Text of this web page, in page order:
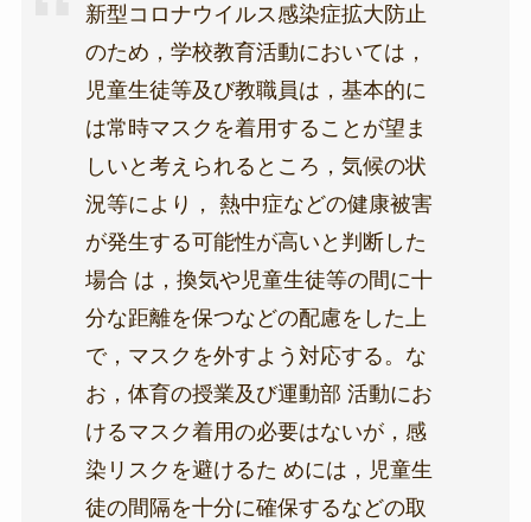
新型コロナウイルス感染症拡大防止
のため，学校教育活動においては，
児童生徒等及び教職員は，基本的に
は常時マスクを着用することが望ま
しいと考えられるところ，気候の状
況等により， 熱中症などの健康被害
が発生する可能性が高いと判断した
場合 は，換気や児童生徒等の間に十
分な距離を保つなどの配慮をした上
で，マスクを外すよう対応する。な
お，体育の授業及び運動部 活動にお
けるマスク着用の必要はないが，感
染リスクを避けるた めには，児童生
徒の間隔を十分に確保するなどの取